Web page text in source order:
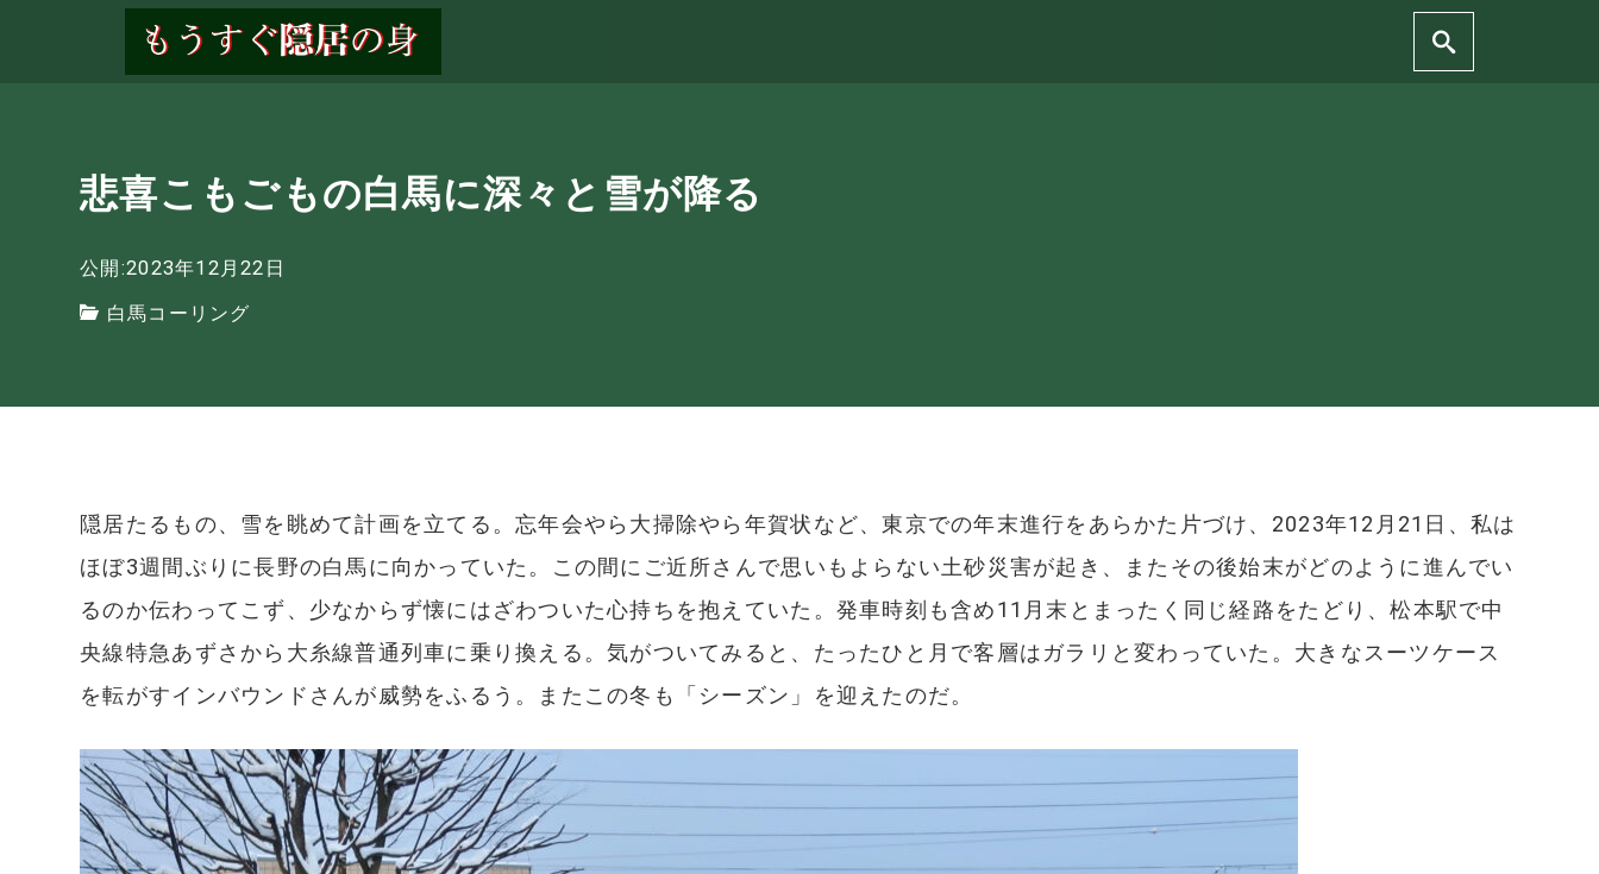
悲喜こもごもの白馬に深々と雪が降る
公開:2023年12月22日
白馬コーリング
隠居たるもの、雪を眺めて計画を立てる。忘年会やら大掃除やら年賀状など、東京での年末進行をあらかた片づけ、2023年12月21日、私は
ほぼ3週間ぶりに長野の白馬に向かっていた。この間にご近所さんで思いもよらない土砂災害が起き、またその後始末がどのように進んでい
るのか伝わってこず、少なからず懐にはざわついた心持ちを抱えていた。発車時刻も含め11月末とまったく同じ経路をたどり、松本駅で中
央線特急あずさから大糸線普通列車に乗り換える。気がついてみると、たったひと月で客層はガラリと変わっていた。大きなスーツケース
を転がすインバウンドさんが威勢をふるう。またこの冬も「シーズン」を迎えたのだ。